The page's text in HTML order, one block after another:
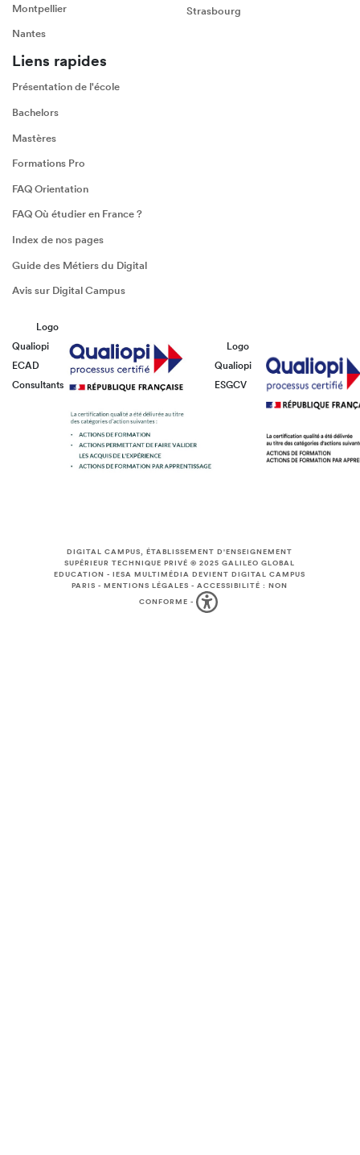
Montpellier
Nantes
Strasbourg
Liens rapides
Présentation de l'école
Bachelors
Mastères
Formations Pro
FAQ Orientation
FAQ Où étudier en France ?
Index de nos pages
Guide des Métiers du Digital
Avis sur Digital Campus
Logo
Qualiopi
ECAD
Consultants
Logo
Qualiopi
ESGCV
DIGITAL CAMPUS, ÉTABLISSEMENT D'ENSEIGNEMENT
SUPÉRIEUR TECHNIQUE PRIVÉ © 2025GALILEO GLOBAL
EDUCATION -IESA MULTIMÉDIA DEVIENT DIGITAL CAMPUS
PARIS -MENTIONS LÉGALES -ACCESSIBILITÉ : NON
CONFORME -